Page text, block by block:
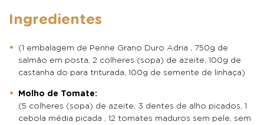
Ingredientes
(1 embalagem de Penne Grano Duro Adria , 750g de
salmão em posta, 2 colheres (sopa) de azeite, 100g de
castanha do para triturada, 100g de semente de linhaça)
Molho de Tomate:
(5 colheres (sopa) de azeite, 3 dentes de alho picados, 1
cebola média picada , 12 tomates maduros sem pele, sem